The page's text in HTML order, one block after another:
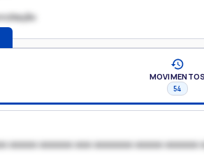
MOVIMENTOS
54
xxxxx xxxxxx xxx xxxxxxx xxxxx xxxxxx